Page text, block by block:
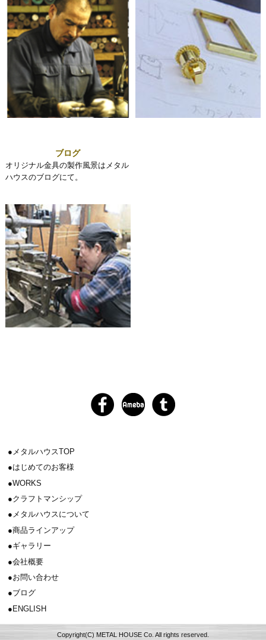
ブログ
オリジナル金具の製作風景はメタル
ハウスのブログにて。
メタルハウスTOP
はじめてのお客様
WORKS
クラフトマンシップ
メタルハウスについて
商品ラインアップ
ギャラリー
会社概要
お問い合わせ
ブログ
ENGLISH
Copyright(C) METAL HOUSE Co. All rights reserved.